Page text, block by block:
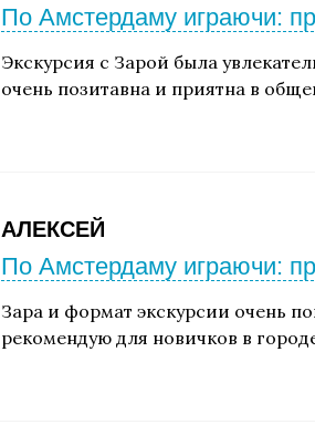
По Амстердаму играючи:
Экскурсия с Зарой была
очень позитавна и приятна в
АЛЕКСЕЙ
По Амстердаму играючи:
Зара и формат экскурсии очень
рекомендую для новичков в